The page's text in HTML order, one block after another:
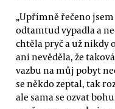
„Upřímně řečeno
odtamtud vypadla a
chtěla pryč a už nikdy
ani nevěděla, že
vazbu na můj pobyt
se někdo zeptal, tak
ale sama se ozvat